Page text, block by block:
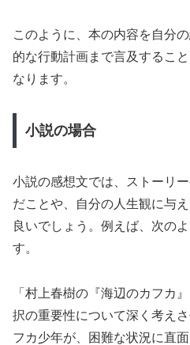
このように、本の内容を自分
的な行動計画まで言及するこ
なります。
小説の場合
小説の感想文では、ストーリ
だことや、自分の人生観に与
良いでしょう。例えば、次の
す。
「村上春樹の『海辺のカフカ
択の重要性について深く考え
フカ少年が、困難な状況に直